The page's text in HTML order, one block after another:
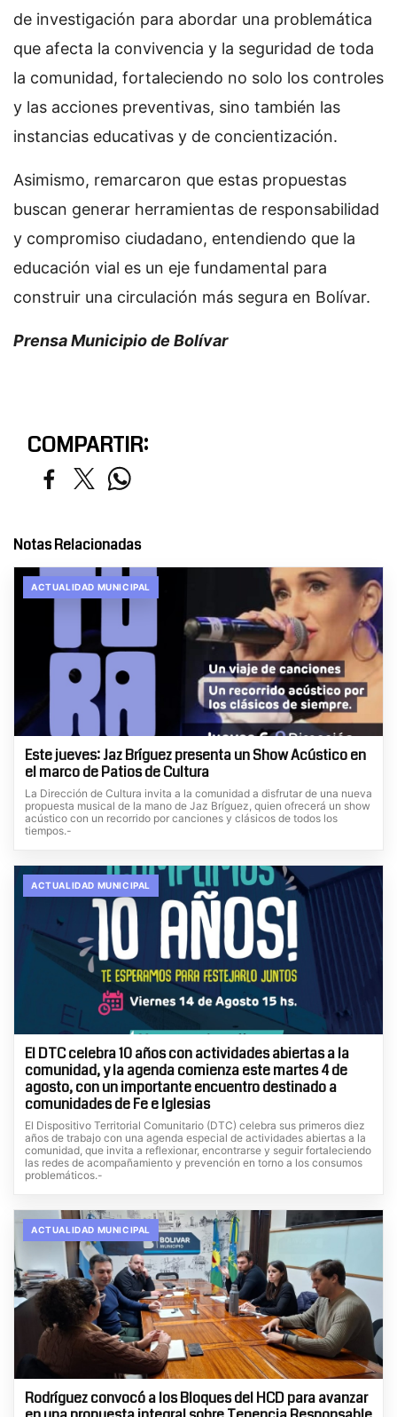
de investigación para abordar una problemática
que afecta la convivencia y la seguridad de toda
la comunidad, fortaleciendo no solo los controles
y las acciones preventivas, sino también las
instancias educativas y de concientización.
Asimismo, remarcaron que estas propuestas
buscan generar herramientas de responsabilidad
y compromiso ciudadano, entendiendo que la
educación vial es un eje fundamental para
construir una circulación más segura en Bolívar.
Prensa Municipio de Bolívar
COMPARTIR:
Notas Relacionadas
ACTUALIDAD MUNICIPAL
Este jueves: Jaz Bríguez presenta un Show Acústico en
el marco de Patios de Cultura
La Dirección de Cultura invita a la comunidad a disfrutar de una nueva
propuesta musical de la mano de Jaz Bríguez, quien ofrecerá un show
acústico con un recorrido por canciones y clásicos de todos los
tiempos.-
ACTUALIDAD MUNICIPAL
El DTC celebra 10 años con actividades abiertas a la
comunidad, y la agenda comienza este martes 4 de
agosto, con un importante encuentro destinado a
comunidades de Fe e Iglesias
El Dispositivo Territorial Comunitario (DTC) celebra sus primeros diez
años de trabajo con una agenda especial de actividades abiertas a la
comunidad, que invita a reflexionar, encontrarse y seguir fortaleciendo
las redes de acompañamiento y prevención en torno a los consumos
problemáticos.-
ACTUALIDAD MUNICIPAL
Rodríguez convocó a los Bloques del HCD para avanzar